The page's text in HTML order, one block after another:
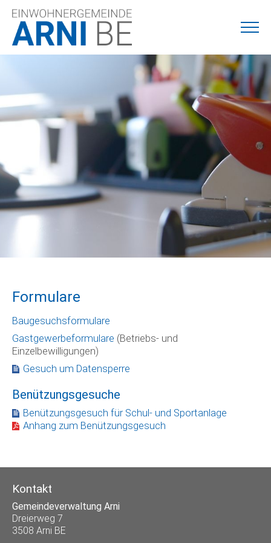
Formulare
Baugesuchsformulare
Gastgewerbeformulare (Betriebs- und
Einzelbewilligungen)
Gesuch um Datensperre
Benützungsgesuche
Benützungsgesuch für Schul- und Sportanlage
Anhang zum Benützungsgesuch
Kontakt
Gemeindeverwaltung Arni
Dreierweg 7
3508 Arni BE